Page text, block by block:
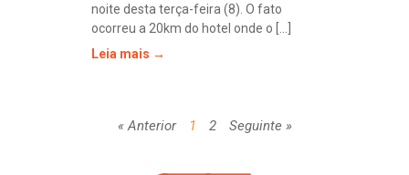
noite desta terça-feira (8). O fato
ocorreu a 20km do hotel onde o [...]
Leia mais →
« Anterior 1 2 Seguinte »